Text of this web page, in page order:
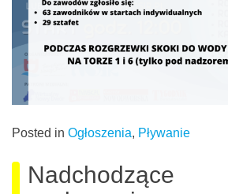
Posted in Ogłoszenia, Pływanie
Nadchodzące